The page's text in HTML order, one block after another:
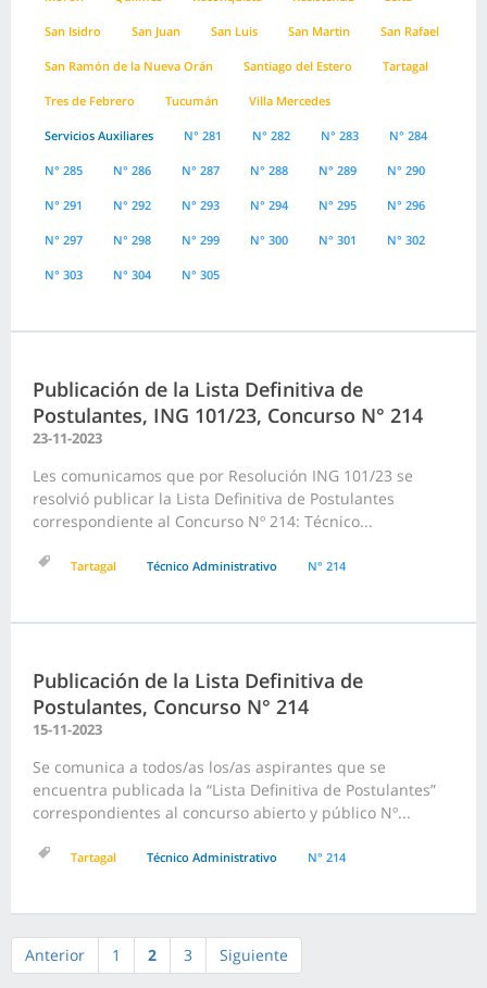
San Isidro San Juan San Luis San Martin San Rafael
San Ramón de la Nueva Orán Santiago del Estero Tartagal
Tres de Febrero Tucumán Villa Mercedes
Servicios Auxiliares N° 281 N° 282 N° 283 N° 284
N° 285 N° 286 N° 287 N° 288 N° 289 N° 290
N° 291 N° 292 N° 293 N° 294 N° 295 N° 296
N° 297 N° 298 N° 299 N° 300 N° 301 N° 302
N° 303 N° 304 N° 305
Publicación de la Lista Definitiva de
Postulantes, ING 101/23, Concurso N° 214
23-11-2023
Les comunicamos que por Resolución ING 101/23 se
resolvió publicar la Lista Definitiva de Postulantes
correspondiente al Concurso Nº 214: Técnico...
Tartagal Técnico Administrativo N° 214
Publicación de la Lista Definitiva de
Postulantes, Concurso N° 214
15-11-2023
Se comunica a todos/as los/as aspirantes que se
encuentra publicada la “Lista Definitiva de Postulantes”
correspondientes al concurso abierto y público Nº...
Tartagal Técnico Administrativo N° 214
Anterior 1 2 3 Siguiente